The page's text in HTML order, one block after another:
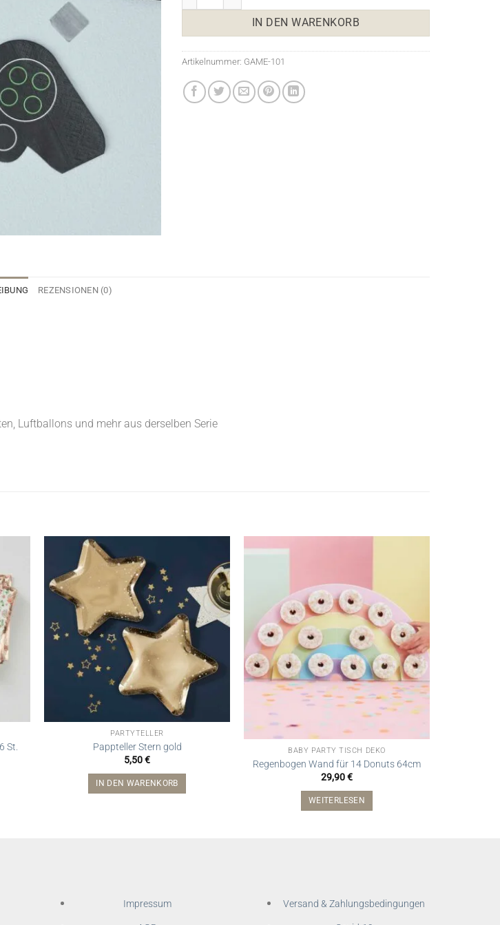
IN DEN WARENKORB
Artikelnummer: GAME-101
REZENSIONEN (0)
Luftballons und mehr aus derselben Serie
St.
PARTYTELLER
Pappteller Stern gold
5,50€
IN DEN WARENKORB
Nicht vorrätig
BABY PARTY TISCH DEKO
Regenbogen Wand für 14 Donuts 64cm
29,90€
WEITERLESEN
Impressum Versand & Zahlungsbedingungen